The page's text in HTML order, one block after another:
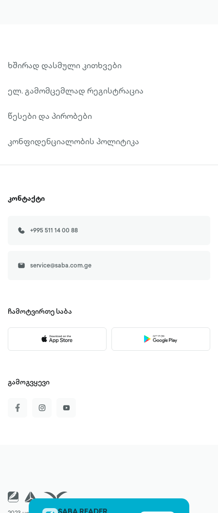
ხშირად დასმული კითხვები
ელ. გამომცემლად რეგისტრაცია
წესები და პირობები
კონფიდენციალობის პოლიტიკა
კონტაქტი
+995 511 14 00 88
service@saba.com.ge
ჩამოტვირთე საბა
გამოგვყევი